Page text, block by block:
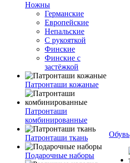
Ножны
Германские
Европейские
Непальские
С рукояткой
Финские
Финские с
застёжкой
Патронташи кожаные
Патронташи
комбинированные
Патронташи ткань
Подарочные наборы
Обувь